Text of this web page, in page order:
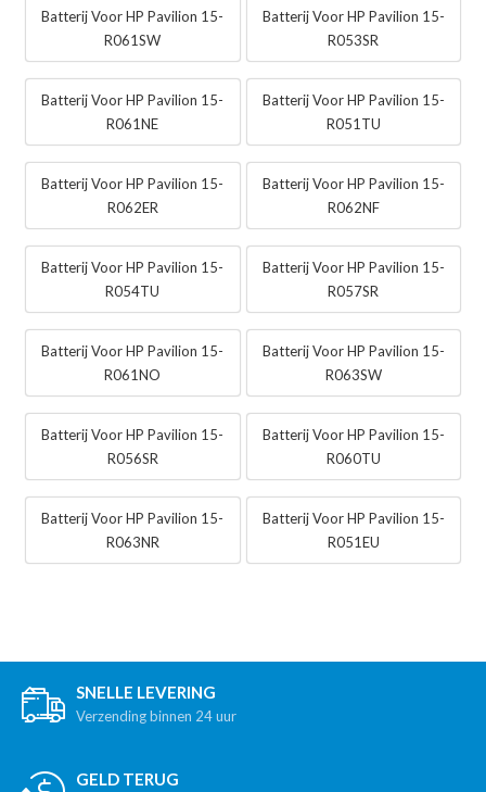
Batterij Voor HP Pavilion 15-
R061SW
Batterij Voor HP Pavilion 15-
R053SR
Batterij Voor HP Pavilion 15-
R061NE
Batterij Voor HP Pavilion 15-
R051TU
Batterij Voor HP Pavilion 15-
R062ER
Batterij Voor HP Pavilion 15-
R062NF
Batterij Voor HP Pavilion 15-
R054TU
Batterij Voor HP Pavilion 15-
R057SR
Batterij Voor HP Pavilion 15-
R061NO
Batterij Voor HP Pavilion 15-
R063SW
Batterij Voor HP Pavilion 15-
R056SR
Batterij Voor HP Pavilion 15-
R060TU
Batterij Voor HP Pavilion 15-
R063NR
Batterij Voor HP Pavilion 15-
R051EU
SNELLE LEVERING
Verzending binnen 24 uur
GELD TERUG